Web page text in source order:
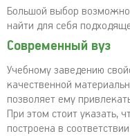
Большой выбор
найти для себя
Современный вуз
Учебному заведению
качественной
позволяет ему
При этом стоит указать,
построена в